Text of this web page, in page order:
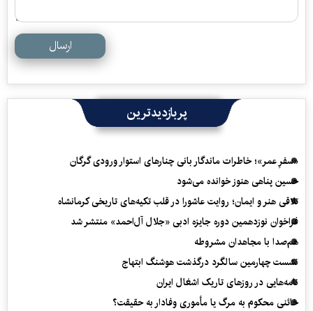
ارسال
پربازدیدترین
«سفرِ عمر»؛ خاطرات ماندگار بانی چنارهای استوار ورودی گرگان
حسین پناهی هنوز خوانده می‌شود
تلاقی هنر و ایمان؛ روایت عاشورا در قلب تکیه‌های تاریخی کرمانشاه
فراخوان نوزدهمین دوره جایزه ادبی «جلال آل‌احمد» منتشر شد
هم‌صدا با مجاهدان مشروطه
نشست چهارمین سالگرد درگذشت هوشنگ ابتهاج
نامه‌هایی در روزهای تاریک اشغال ایران
خائنی محکوم به مرگ یا مأموری وفادار به حقیقت؟